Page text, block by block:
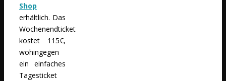
Shop
erhältlich. Das
Wochenendticket
kostet 115€,
wohingegen
ein einfaches
Tagesticket